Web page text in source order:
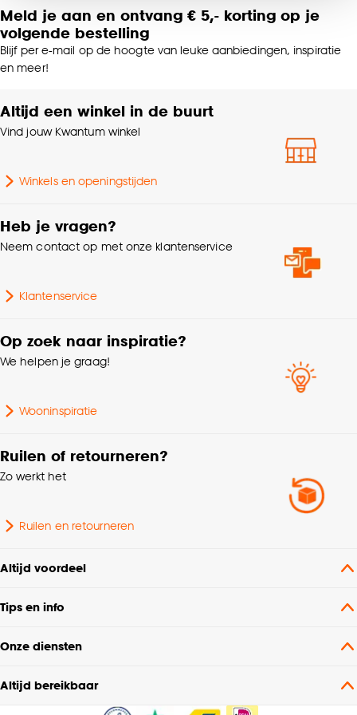
noodzakelijke cookies te accepteren. Je kunt er ook
voor kiezen om bepaalde cookies wel of niet te
accepteren door op ‘Cookies aanpassen’ te
klikken.
Goed om te weten is dat je deze keuze altijd nog
kan aanpassen, bekijk hiervoor onze
cookieverklaring
Kenmerken
Raamdecoratie
Kamerbrede stof, Zelfde
Isolerend,
Samenstelling
Breedte
Wasvoorschriften
de droogtrommel, Strijken
Soort stof
Bediening
Milieu kenmerken Oeko-Tex Standard 100
Garantietermijn
Meld je aan en ontvang € 5,- korting op je
volgende bestelling
Blijf per e-mail op de hoogte van leuke aanbiedingen, inspiratie
en meer!
Altijd een winkel in de buurt
Vind jouw Kwantum winkel
Winkels en openingstijden
Heb je vragen?
Neem contact op met onze klantenservice
Klantenservice
Op zoek naar inspiratie?
We helpen je graag!
Wooninspiratie
Ruilen of retourneren?
Zo werkt het
Ruilen en retourneren
Altijd voordeel
Tips en info
Onze diensten
Altijd bereikbaar